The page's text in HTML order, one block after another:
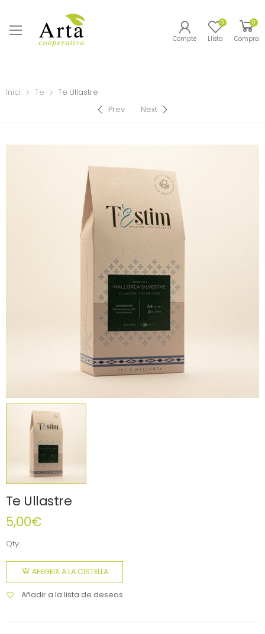
Compte
0
Llista
0
Compra
Inici Te
Te Ullastre
Prev
Next
Te Ullastre
5,00€
Qty:
AFEGEIX A LA CISTELLA
Añadir a la lista de deseos